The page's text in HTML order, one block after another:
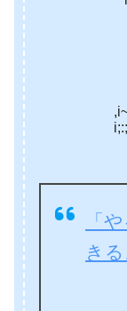
!,ｖｖｖｖ
`t､;;;;;;:ノ
〉
/
「
き